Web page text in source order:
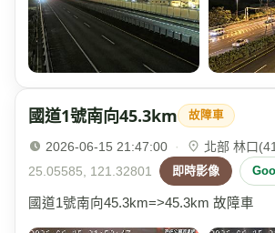
國道1號南向45.3km 故障車
2026-06-15 21:47:00 · 北部 林口
25.05585, 121.32801
即時影像
國道1號南向45.3km=>45.3km 故障車